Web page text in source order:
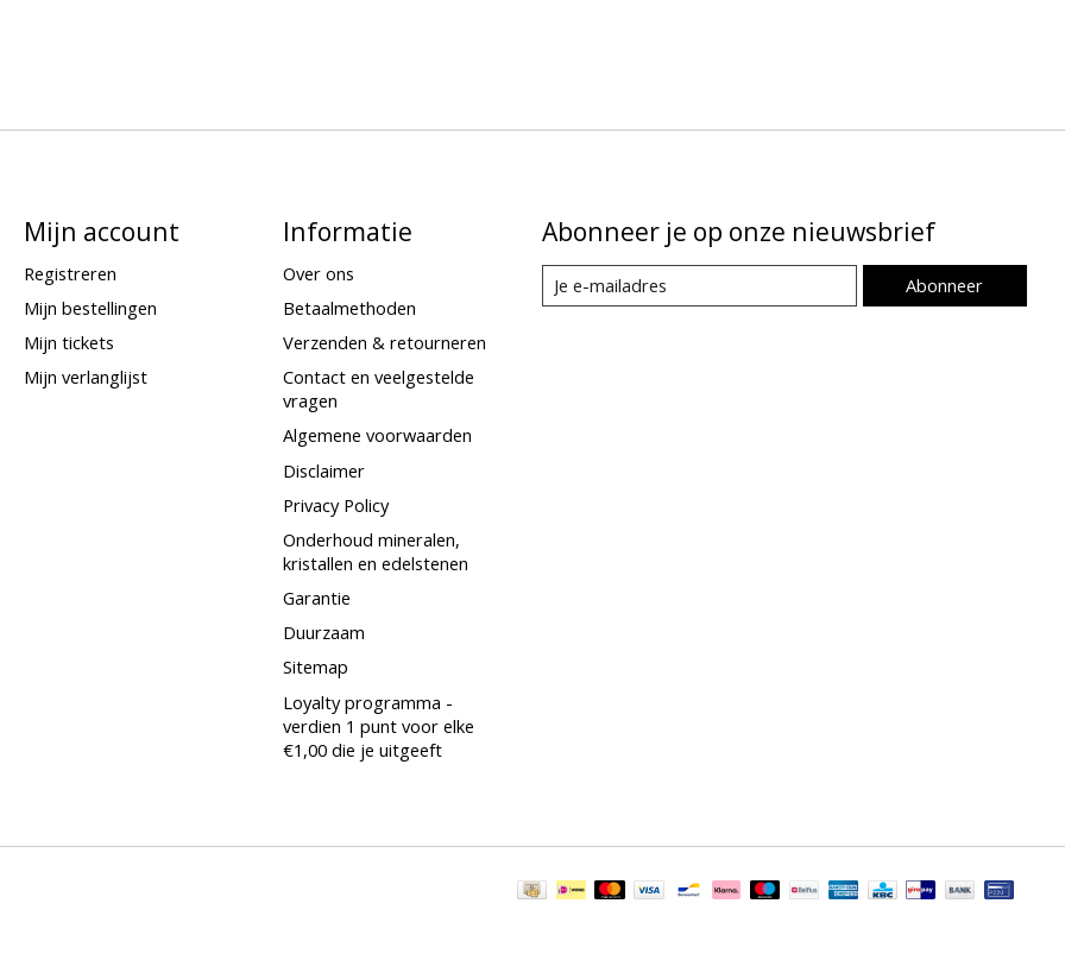
Mijn account
Registreren
Mijn bestellingen
Mijn tickets
Mijn verlanglijst
Informatie
Over ons
Betaalmethoden
Verzenden & retourneren
Contact en veelgestelde
vragen
Algemene voorwaarden
Disclaimer
Privacy Policy
Onderhoud mineralen,
kristallen en edelstenen
Garantie
Duurzaam
Sitemap
Loyalty programma -
verdien 1 punt voor elke
€1,00 die je uitgeeft
Abonneer je op onze nieuwsbrief
Abonneer